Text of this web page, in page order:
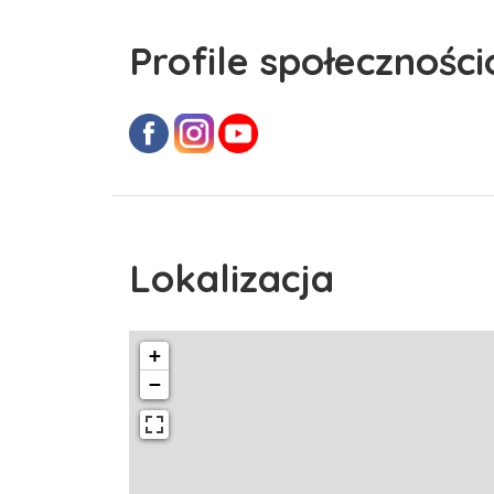
Profile
Lokalizacja
+
−